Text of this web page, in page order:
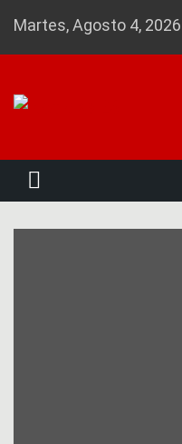
Martes, Agosto 4, 2026